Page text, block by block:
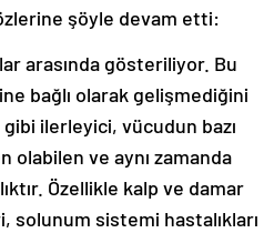
şöyle devam etti:
arasında gösteriliyor. Bu
bağlı olarak gelişmediğini
ilerleyici, vücudun bazı
olabilen ve aynı zamanda
Özellikle kalp ve damar
solunum sistemi hastalıkları